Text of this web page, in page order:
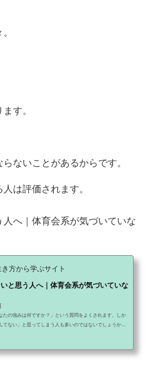
す。
ないことがあるからです。
は評価されます。
人へ｜体育会系が気づいていな
方から学ぶサイト
と思う人へ｜体育会系が気づいていな
たの強みは何ですか？」という質問をよくされます。しか
てない」と思ってしまう人も多いのではないでしょうか。